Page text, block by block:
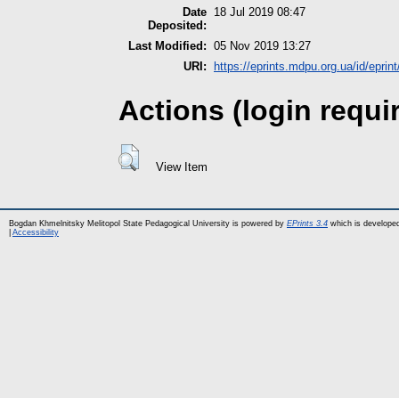
Date
Deposited:
18 Jul 2019 08:47
Last Modified: 05 Nov 2019 13:27
URI:
https://eprints.mdpu.org.ua/id/
Actions (login
View Item
Bogdan Khmelnitsky Melitopol State Pedagogical University is powered by EPrints 3.4 which is
Accessibility